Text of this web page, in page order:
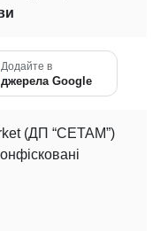
Додайте в
джерела Google
(ДП “СЕТАМ”)